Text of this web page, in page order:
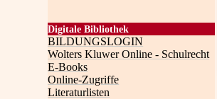
Digitale Bibliothek
BILDUNGSLOGIN
Wolters Kluwer Online - Schulrecht
E-Books
Online-Zugriffe
Literaturlisten